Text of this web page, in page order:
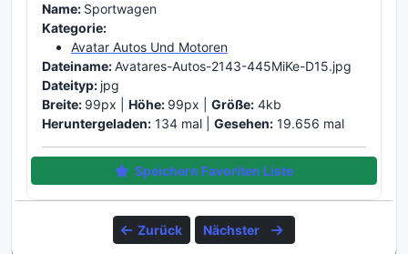
Name: Sportwagen
Kategorie:
Avatar Autos Und Motoren
Dateiname:Avatares-Autos-2143-445MiKe-D15.jpg
Dateityp: jpg
Breite: 99px | Höhe: 99px | Größe: 4kb
Heruntergeladen: 134 mal | Gesehen: 19.656 mal
Speichern Favoriten Liste
Zurück Nächster